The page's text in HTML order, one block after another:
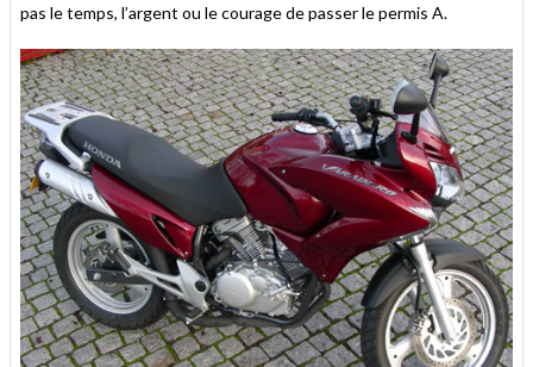
pas le temps, l’argent ou le courage de passer le permis A.